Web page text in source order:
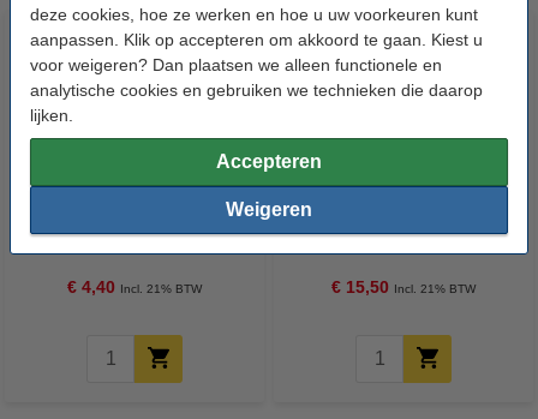
deze cookies, hoe ze werken en hoe u uw voorkeuren kunt
aanpassen. Klik op accepteren om akkoord te gaan. Kiest u
voor weigeren? Dan plaatsen we alleen functionele en
analytische cookies en gebruiken we technieken die daarop
lijken.
Accepteren
Weigeren
Schakelaar SPST 5 A 250 V
voor paneelmontage
€ 4,40 Incl. 21% BTW
NEMA17 stappenmotor | 1,8
graden per stap | 47 mm lang |
5,0 kg/cm
€ 15,50 Incl. 21% BTW